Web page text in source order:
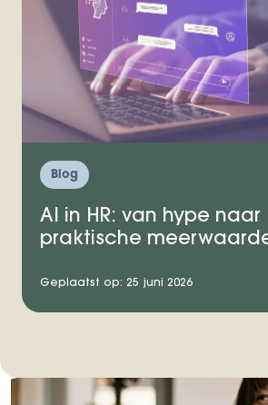
Blog
AI in HR: van hype naar
praktische
Geplaatst op: 25 juni 2026